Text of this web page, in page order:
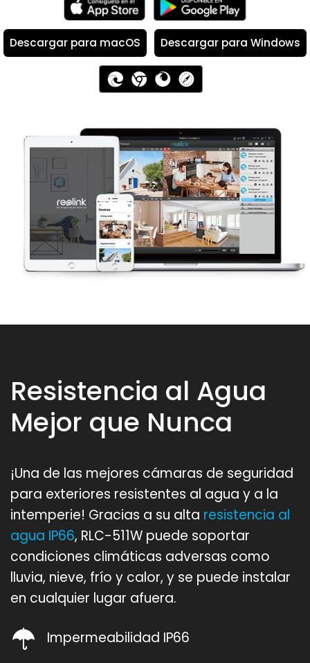
Descargar para macOS Descargar para Windows
Resistencia al Agua
Mejor que Nunca
¡Una de las mejores cámaras de seguridad
para exteriores resistentes al agua y a la
intemperie! Gracias a su alta resistencia al
agua IP66, RLC-511W puede soportar
condiciones climáticas adversas como
lluvia, nieve, frío y calor, y se puede instalar
en cualquier lugar afuera.
Impermeabilidad IP66